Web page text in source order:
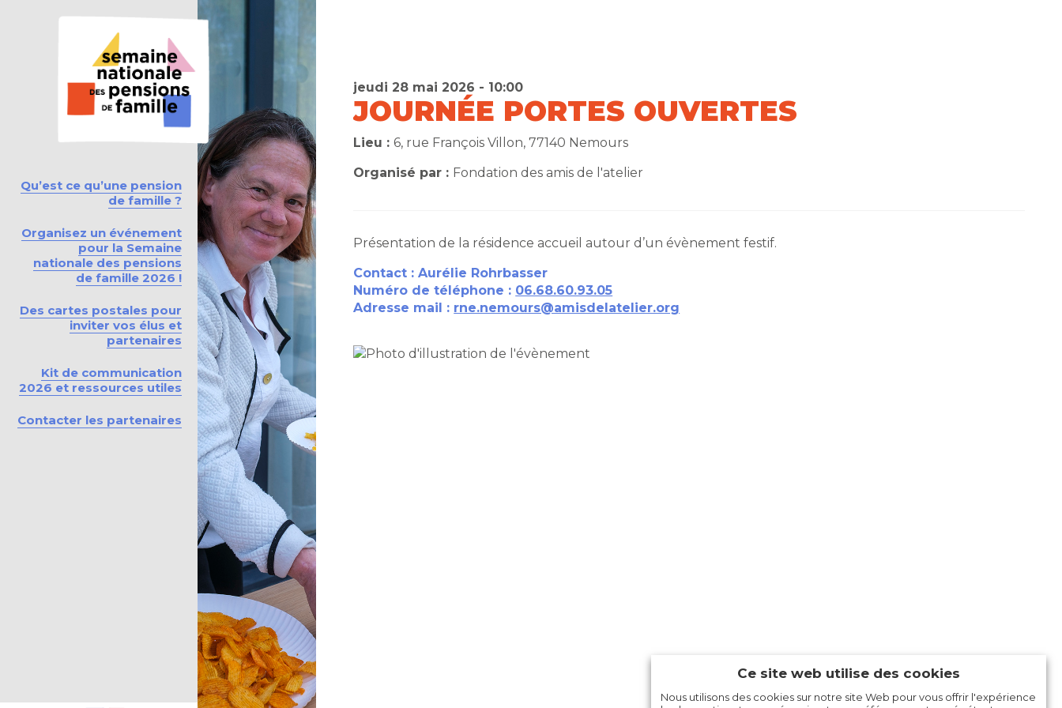
Qu’est ce qu’une pension
de famille ?
Organisez un événement
pour la Semaine
nationale des pensions
de famille 2026 !
Des cartes postales pour
inviter vos élus et
partenaires
Kit de communication
2026 et ressources utiles
Contacter les partenaires
jeudi 28 mai 2026 - 10:00
JOURNÉE PORTES OUVERTES
Lieu :6, rue François Villon, 77140 Nemours
Organisé par : Fondation des amis de l'atelier
Présentation de la résidence accueil autour d’un évènement festif.
Contact : Aurélie Rohrbasser
Numéro de téléphone : 06.68.60.93.05
Adresse mail : rne.nemours@amisdelatelier.org
Ce site web utilise des cookies
Nous utilisons des cookies sur notre site Web pour vous offrir l'expérience